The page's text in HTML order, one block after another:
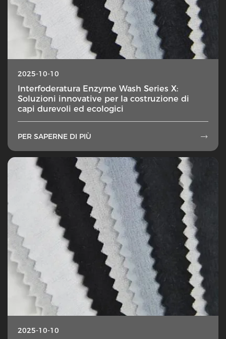
2025-10-10
Interfoderatura Enzyme Wash Series X:
Soluzioni innovative per la costruzione di
capi durevoli ed ecologici
PER SAPERNE DI PIÙ 
2025-10-10